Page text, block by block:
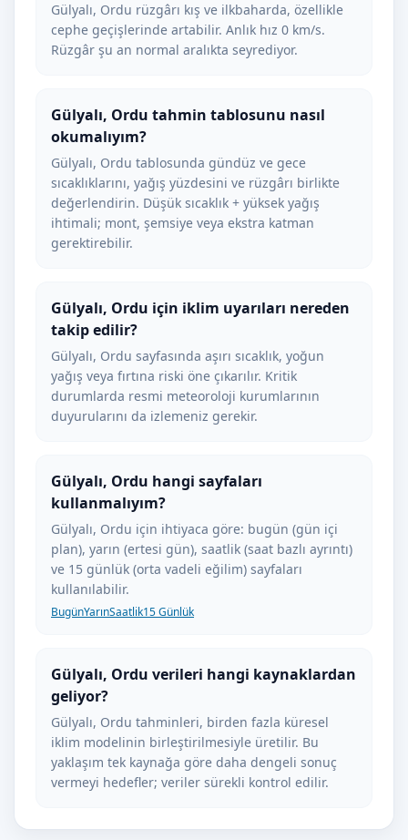
Gülyalı, Ordu rüzgârı kış ve ilkbaharda, özellikle
cephe geçişlerinde artabilir. Anlık hız 0 km/s.
Rüzgâr şu an normal aralıkta seyrediyor.
Gülyalı, Ordu tahmin tablosunu nasıl
okumalıyım?
Gülyalı, Ordu tablosunda gündüz ve gece
sıcaklıklarını, yağış yüzdesini ve rüzgârı birlikte
değerlendirin. Düşük sıcaklık + yüksek yağış
ihtimali; mont, şemsiye veya ekstra katman
gerektirebilir.
Gülyalı, Ordu için iklim uyarıları nereden
takip edilir?
Gülyalı, Ordu sayfasında aşırı sıcaklık, yoğun
yağış veya fırtına riski öne çıkarılır. Kritik
durumlarda resmi meteoroloji kurumlarının
duyurularını da izlemeniz gerekir.
Gülyalı, Ordu hangi sayfaları
kullanmalıyım?
Gülyalı, Ordu için ihtiyaca göre: bugün (gün içi
plan), yarın (ertesi gün), saatlik (saat bazlı ayrıntı)
ve 15 günlük (orta vadeli eğilim) sayfaları
kullanılabilir.
BugünYarınSaatlik15 Günlük
Gülyalı, Ordu verileri hangi kaynaklardan
geliyor?
Gülyalı, Ordu tahminleri, birden fazla küresel
iklim modelinin birleştirilmesiyle üretilir. Bu
yaklaşım tek kaynağa göre daha dengeli sonuç
vermeyi hedefler; veriler sürekli kontrol edilir.